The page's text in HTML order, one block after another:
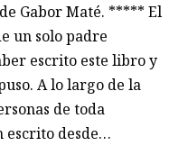
Gabor Maté. ***** El
un solo padre
escrito este libro y
A lo largo de la
de toda
escrito desde…